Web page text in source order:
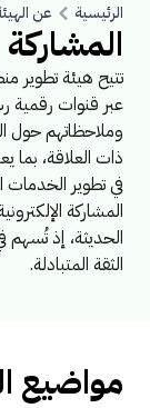
الرئيسية عن
المشاركة
تتيح هيئة تطوير
عبر قنوات رقمية
وملاحظاتهم حول
ذات العلاقة، بما
في تطوير
المشاركة
الحديثة، إذ تُسهم
الثقة المتبادلة.
مواضيع